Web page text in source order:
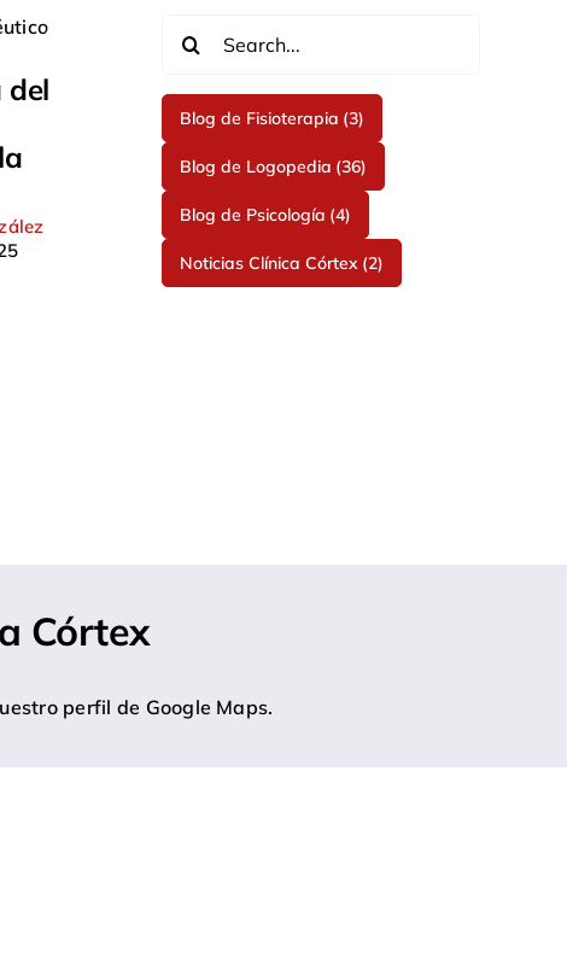
del
Blog de Fisioterapia (3)
Blog de Logopedia (36)
Blog de Psicología (4)
Noticias Clínica Córtex (2)
Córtex
perfil de Google Maps.